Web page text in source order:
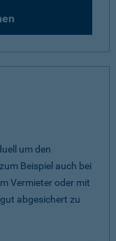
um den
Beispiel auch bei
Vermieter oder mit
abgesichert zu